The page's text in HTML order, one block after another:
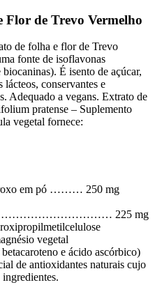
Flor de Trevo Vermelho
de folha e flor de Trevo
fonte de isoflavonas
É isento de açúcar,
conservantes e
Adequado a vegans. Extrato de
pratense – Suplemento
vegetal fornece:
roxo em pó ……… 250 mg
225 mg
vegetal
e ácido ascórbico)
de antioxidantes naturais cujo